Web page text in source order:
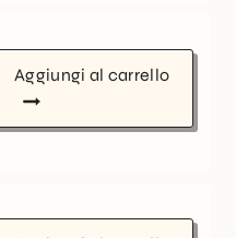
Aggiungi al carrello